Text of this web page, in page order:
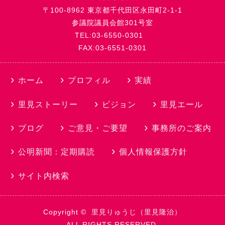
〒100-8962 東京都千代田区永田町2-1-1
参議院議員会館301号室
TEL:03-6550-0301
FAX:03-6551-0301
ホーム プロフィル 実績
里見ストーリー ビジョン 里見エール
ブログ ご意見・ご要望 事務所のご案内
公明新聞：定期購読 個人情報保護方針
サイト内検索
Copyright © 里見りゅうじ（里見隆治）